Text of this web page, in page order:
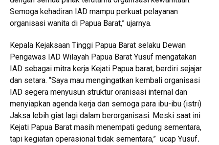
Semoga kehadiran IAD mampu perkuat pelayanan
organisasi wanita di Papua Barat,” ujarnya.
Kepala Kejaksaan Tinggi Papua Barat selaku Dewan
Pengawas IAD Wilayah Papua Barat Yusuf mengatakan
IAD sebagai mitra kerja Kejati Papua barat, berdiri sejajar
dan setara. “Saya mau mengingatkan kembali organisasi
IAD segera menyusun struktur oranisasi internal dan
menyiapkan agenda kerja dan semoga para ibu-ibu (istri)
Jaksa lebih giat lagi dalam berorganisasi. Meski saat ini
Kejati Papua Barat masih menempati gedung sementara,
tapi kegiatan operasional tidak sementara,” ucap Yusuf.